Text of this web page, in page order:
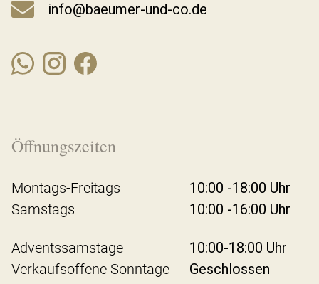
info@baeumer-und-co.de
Öffnungszeiten
Montags-Freitags
10:00 -18:00 Uhr
Samstags
10:00 -16:00 Uhr
Adventssamstage
10:00-18:00 Uhr
Verkaufsoffene Sonntage
Geschlossen